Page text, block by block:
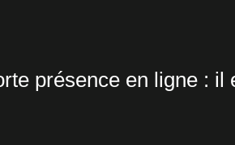
présence en ligne : il